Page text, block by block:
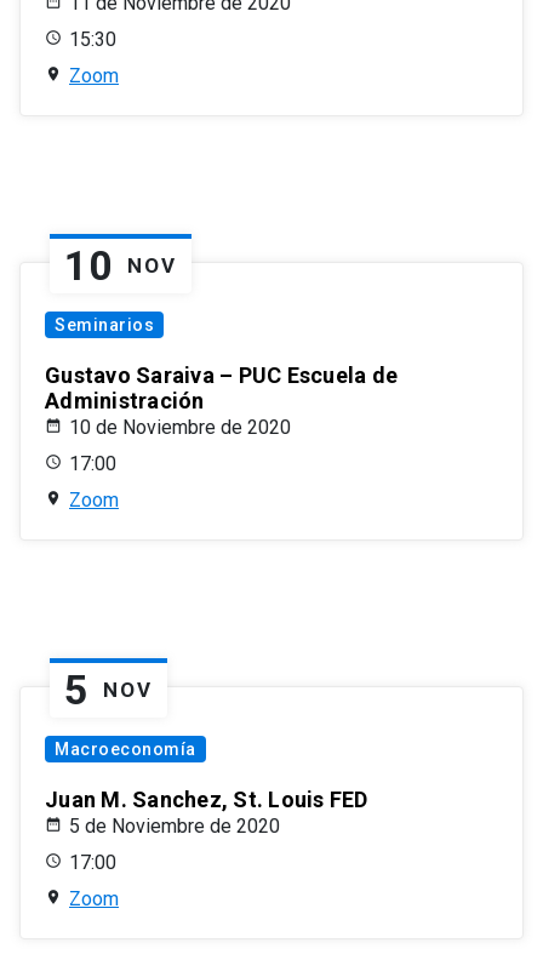
15:30
Zoom
10 NOV
Seminarios
Gustavo Saraiva – PUC Escuela de
Administración
10 de Noviembre de 2020
17:00
Zoom
5 NOV
Macroeconomía
Juan M. Sanchez, St. Louis FED
5 de Noviembre de 2020
17:00
Zoom